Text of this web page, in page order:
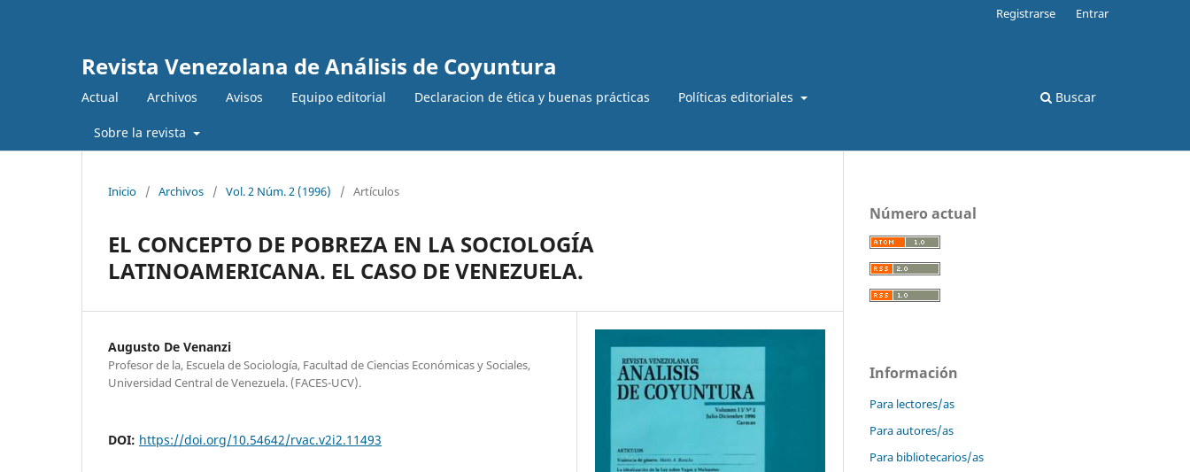
Revista Venezolana de Análisis de Coyuntura
Actual Archivos Avisos Equipo editorial Declaracion de ética y buenas prácticas Políticas editoriales
Sobre la revista
Buscar
Registrarse Entrar
Inicio / Archivos / Vol. 2 Núm. 2 (1996) / Artículos
EL CONCEPTO DE POBREZA EN LA SOCIOLOGÍA
LATINOAMERICANA. EL CASO DE VENEZUELA.
Augusto De Venanzi
Profesor de la, Escuela de Sociología, Facultad de Ciencias Económicas y Sociales,
Universidad Central de Venezuela. (FACES-UCV).
DOI: https://doi.org/10.54642/rvac.v2i2.11493
Número actual
Información
Para lectores/as
Para autores/as
Para bibliotecarios/as